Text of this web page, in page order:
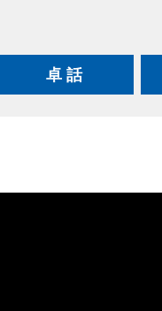
卓 話